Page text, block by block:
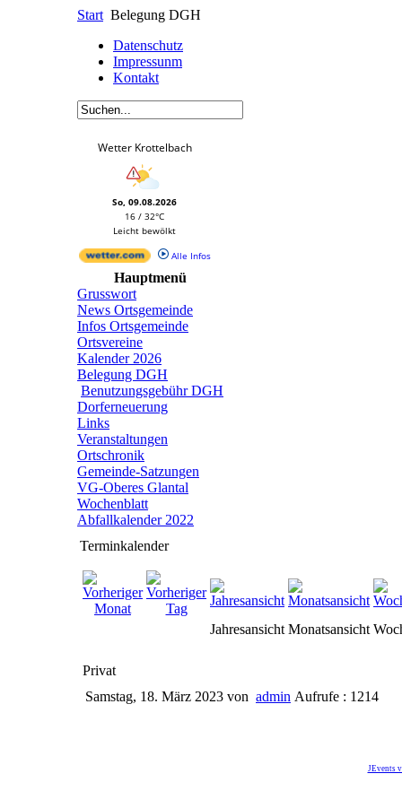
Start Belegung DGH
Datenschutz
Impressunm
Kontakt
Wetter Krottelbach
So, 09.08.2026
16 / 32°C
Leicht bewölkt
Alle Infos
Hauptmenü
Grusswort
News Ortsgemeinde
Infos Ortsgemeinde
Ortsvereine
Kalender 2026
Belegung DGH
Benutzungsgebühr DGH
Dorferneuerung
Links
Veranstaltungen
Ortschronik
Gemeinde-Satzungen
VG-Oberes Glantal
Wochenblatt
Abfallkalender 2022
Terminkalender
Jahresansicht Monatsansicht
Privat
Samstag, 18. März 2023 von admin Aufrufe : 1214
JEvents